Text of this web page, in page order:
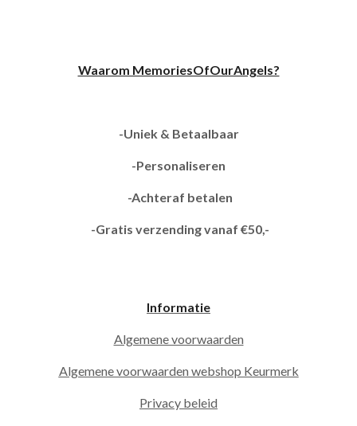
Waarom MemoriesOfOurAngels?
-Uniek & Betaalbaar
-Personaliseren
-Achteraf betalen
-Gratis verzending vanaf €50,-
Informatie
Algemene voorwaarden
Algemene voorwaarden webshop Keurmerk
Privacy beleid